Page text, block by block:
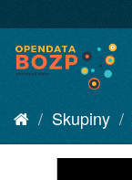
Skupiny